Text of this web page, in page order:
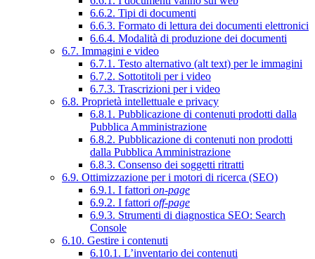
6.6.2. Tipi di documenti
6.6.3. Formato di lettura dei documenti elettronici
6.6.4. Modalità di produzione dei documenti
6.7. Immagini e video
6.7.1. Testo alternativo (alt text) per le immagini
6.7.2. Sottotitoli per i video
6.7.3. Trascrizioni per i video
6.8. Proprietà intellettuale e privacy
6.8.1. Pubblicazione di contenuti prodotti dalla
Pubblica Amministrazione
6.8.2. Pubblicazione di contenuti non prodotti
dalla Pubblica Amministrazione
6.8.3. Consenso dei soggetti ritratti
6.9. Ottimizzazione per i motori di ricerca (SEO)
6.9.1. I fattori on-page
6.9.2. I fattori off-page
6.9.3. Strumenti di diagnostica SEO: Search
Console
6.10. Gestire i contenuti
6.10.1. L’inventario dei contenuti